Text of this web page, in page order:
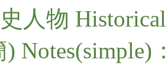
人物 Historical
Notes(simple)